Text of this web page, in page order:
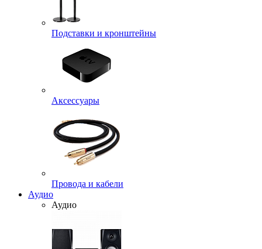
Подставки и кронштейны
Аксессуары
Провода и кабели
Аудио
Аудио